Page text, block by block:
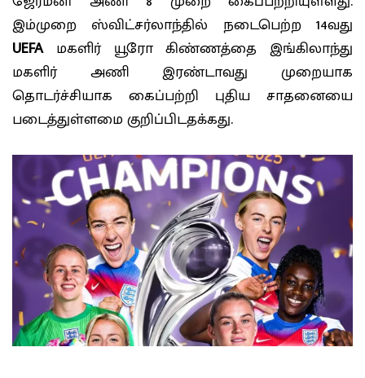
இம்முறை ஸ்விட்சர்லாந்தில் நடைபெற்ற 14வது
UEFAமகளிர் யூரோ கிண்ணத்தை இங்கிலாந்து
மகளிர் அணி இரண்டாவது முறையாக
தொடர்ச்சியாக கைப்பற்றி புதிய சாதனையை
படைத்துள்ளமை குறிப்பிடதக்கது.